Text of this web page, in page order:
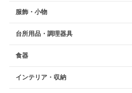
服飾・小物
台所用品・調理器具
食器
インテリア・収納